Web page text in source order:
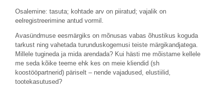
Osalemine: tasuta; kohtade arv on piiratud; vajalik on
eelregistreerimine antud vormil.
Avasündmuse eesmärgiks on mõnusas vabas õhustikus koguda
tarkust ning vahetada turunduskogemusi teiste märgikandjatega.
Millele tugineda ja mida arendada? Kui hästi me mõistame kellele
me seda kõike teeme ehk kes on meie kliendid (sh
koostööpartnerid) päriselt – nende vajadused, elustiilid,
tootekasutused?